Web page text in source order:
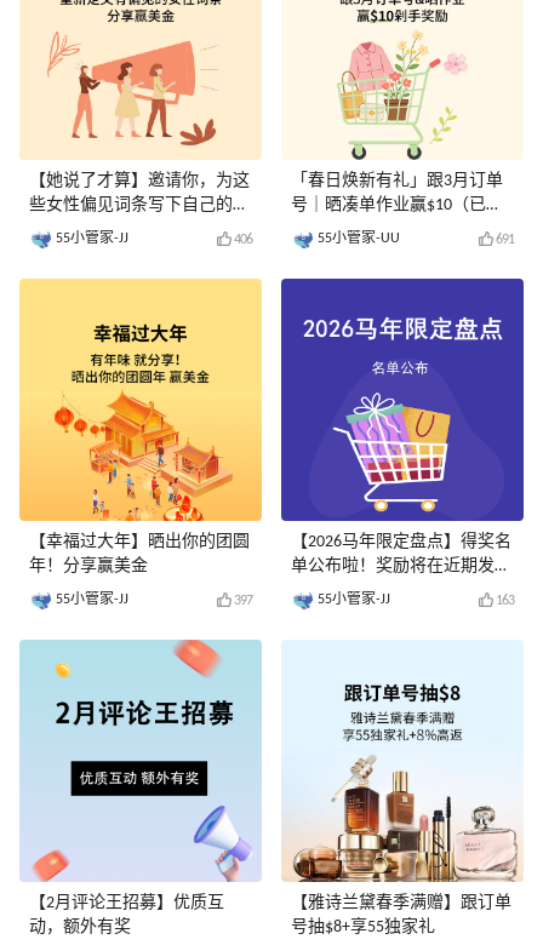
【她说了才算】邀请你，为这
些女性偏见词条写下自己的注
释！55小管家-JJ 406
【幸福过大年】晒出你的团圆
年！分享赢美金
55小管家-JJ 397
【2月评论王招募】优质互
动，额外有奖
「春日焕新有礼」跟3月订单
号｜晒凑单作业赢$10（已评
奖）55小管家-UU 691
【2026马年限定盘点】得奖名
单公布啦！奖励将在近期发
放......55小管家-JJ 163
【雅诗兰黛春季满赠】跟订单
号抽$8+享55独家礼